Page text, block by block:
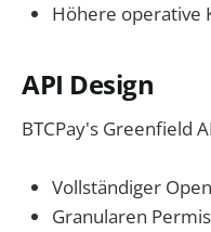
Höhere operative
API Design
BTCPay's Greenfield
Vollständiger
Granularen